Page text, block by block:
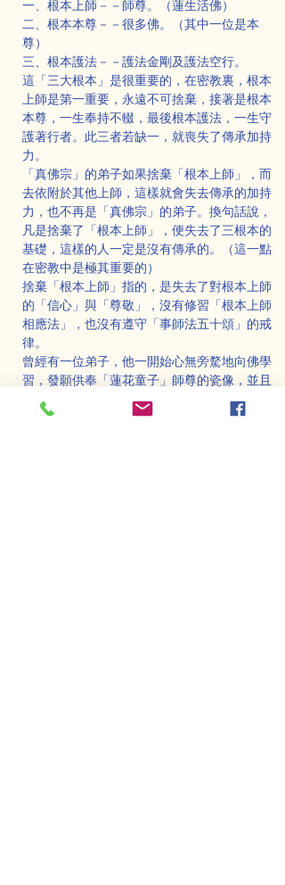
一、根本上師－－師尊。（蓮生活佛）
二、根本本尊－－很多佛。（其中一位是本
尊）
三、根本護法－－護法金剛及護法空行。
這「三大根本」是很重要的，在密教裏，根本
上師是第一重要，永遠不可捨棄，接著是根本
本尊，一生奉持不輟，最後根本護法，一生守
護著行者。此三者若缺一，就喪失了傳承加持
力。
「真佛宗」的弟子如果捨棄「根本上師」，而
去依附於其他上師，這樣就會失去傳承的加持
力，也不再是「真佛宗」的弟子。換句話說，
凡是捨棄了「根本上師」，便失去了三根本的
基礎，這樣的人一定是沒有傳承的。（這一點
在密教中是極其重要的）
捨棄「根本上師」指的，是失去了對根本上師
的「信心」與「尊敬」，沒有修習「根本上師
相應法」，也沒有遵守「事師法五十頌」的戒
律。
曾經有一位弟子，他一開始心無旁騖地向佛學
習，發願供奉「蓮花童子」師尊的瓷像，並且
認真修習「真佛密法」。然而，後來他看到了
許多譭謗蓮生活佛的文章，信心開始動搖。接